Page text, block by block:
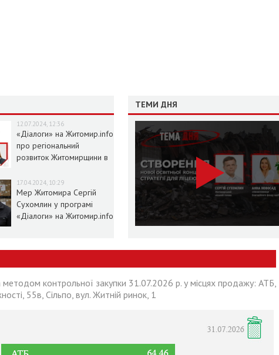
12.07.2024, 12:36
«Діалоги» на Житомир.info
про регіональний
розвиток Житомирщини в
17.04.2024, 10:29
Мер Житомира Сергій
Сухомлин у програмі
«Діалоги» на Житомир.info
ТЕМИ ДНЯ
методом контрольної закупки 31.07.2026 р. у місцях продажу: АТБ,
55в, Сільпо, вул. Житній ринок, 1